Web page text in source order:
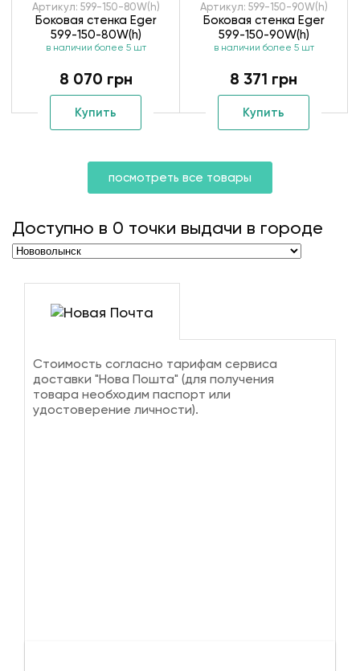
Артикул: 599-150-80W(h)
Боковая стенка Eger
599-150-80W(h)
в наличии более 5 шт
8 070 грн
Купить
Артикул: 599-150-90W(h)
Боковая стенка Eger
599-150-90W(h)
в наличии более 5 шт
8 371 грн
Купить
посмотреть все товары
Доступно в 0 точки выдачи в городе
Стоимость согласно тарифам сервиса
доставки "Нова Пошта" (для получения
товара необходим паспорт или
удостоверение личности).